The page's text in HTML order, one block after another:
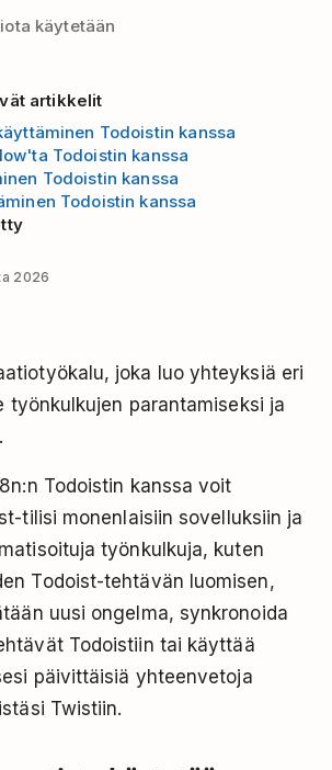
käytetään
artikkelit
Todoistin kanssa
Todoistin kanssa
Todoistin kanssa
Todoistin kanssa
2026
joka luo yhteyksiä eri
työnkulkujen parantamiseksi ja
Todoistin kanssa voit
tilisi monenlaisiin sovelluksiin ja
työnkulkuja, kuten
Todoist-tehtävän luomisen,
uusi ongelma, synkronoida
Todoistiin tai käyttää
päivittäisiä yhteenvetoja
Twistiin.